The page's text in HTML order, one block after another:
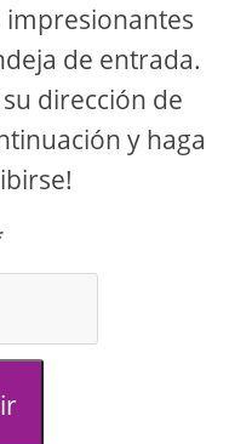
impresionantes
de entrada.
dirección de
y haga